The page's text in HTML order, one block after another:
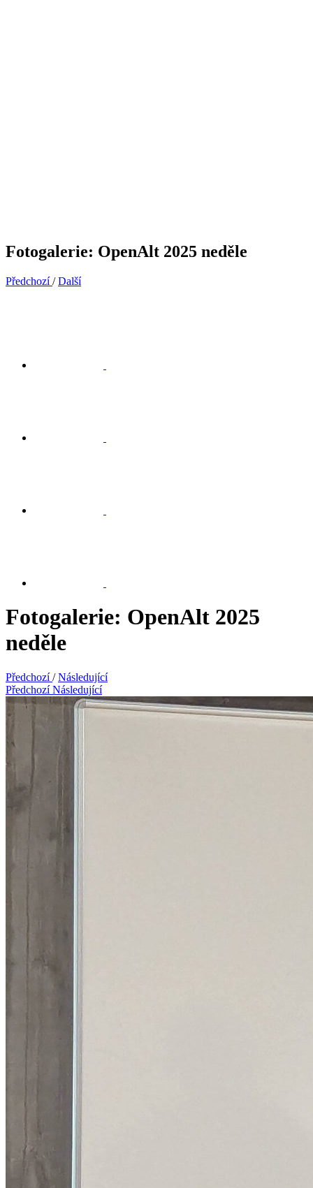
Fotogalerie: OpenAlt 2025 neděle
Předchozí / Další
Fotogalerie: OpenAlt 2025
neděle
Předchozí / Následující
Předchozí Následující